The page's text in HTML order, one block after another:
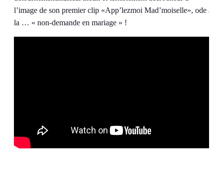
l’image de son premier clip «App’lezmoi Mad’moiselle», ode à
la … « non-demande en mariage » !